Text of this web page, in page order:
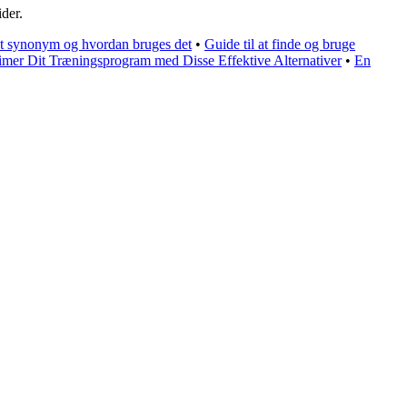
og hvordan bruges det • Guide til at finde og bruge
Dit Træningsprogram med Disse Effektive Alternativer• En